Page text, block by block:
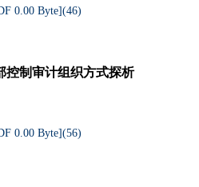
0.00 Byte](46)
控制审计组织方式探析
0.00 Byte](56)